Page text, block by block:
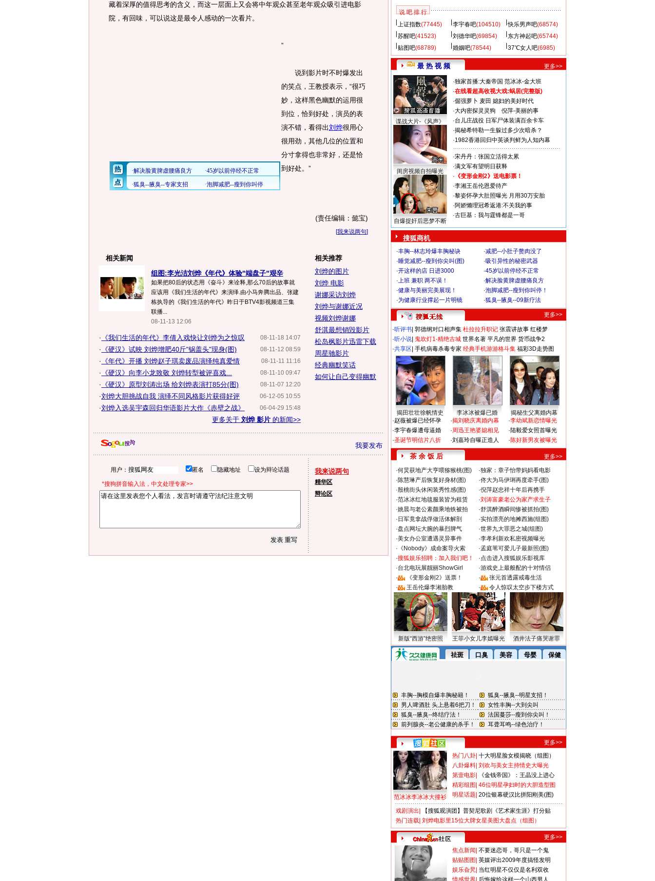
藏着深厚的值得思考的含义，而这一层面上又会将中年观众甚至老年观众吸引进电影
院，有回味，可以说这是最令人感动的一次看片。
”
说到影片时不时爆发出
的笑点，王教授表示，“很巧
妙，这样黑色幽默的运用很
到位，恰到好处，演员的表
演不错，看得出刘烨很用心
很用劲，其他几位的位置和
分寸拿得也非常好，还是恰
到好处。”
(责任编辑：懿宝)
[我来说两句]
相关新闻
组图:李光洁刘烨《年代》体验"端盘子"艰辛
如果把80后的状态用《奋斗》来诠释,那么70后的故事就
应该用《我们生活的年代》来演绎.由小马奔腾出品、张建
栋执导的《我们生活的年代》昨日于BTV4影视频道三集
联播...
08-11-13 12:06
08-11-18 14:07
· 《我们生活的年代》李倩入戏快让刘烨为之惊叹
08-11-12 08:59
· 《硬汉》试映 刘烨增肥40斤"锅盖头"现身(图)
08-11-11 11:16
· 《年代》开播 刘烨赵子琪卖废品演绎纯真爱情
08-11-10 09:47
· 《硬汉》向李小龙致敬 刘烨转型被评喜戏...
08-11-07 12:20
· 《硬汉》原型刘涛出场 给刘烨表演打85分(图)
06-12-05 10:55
·刘烨大胆挑战自我 演绎不同风格影片获得好评
06-04-29 15:48
·刘烨入选吴宇森回归华语影片大作《赤壁之战》
更多关于 刘烨 影片 的新闻>>
相关推荐
刘烨的图片
刘烨 电影
谢娜采访刘烨
刘烨与谢娜近况
视频刘烨谢娜
舒淇最想销毁影片
松岛枫影片迅雷下载
周星驰影片
经典幽默笑话
如何让自己变得幽默
我要发布
用户： 匿名 隐藏地址 设为辩论话题
*搜狗拼音输入法，中文处理专家>>
我来说两句
精华区
辩论区
说 吧 排 行
上证指数(77445) 李宇春吧(104510) 快乐男声吧(68574)
苏醒吧(41523) 刘德华吧(69854) 东方神起吧(65744)
贴图吧(68789) 婚姻吧(78544) 37℃女人吧(6985)
最 热 视 频 更多>>
谍战大片-《风声》
闺房视频自拍曝光
自爆捉奸后恶梦不断
·独家首播:大秦帝国 范冰冰-金大班
·在线看超高收视大戏:蜗居(完整版)
·倔强萝卜 麦田 媳妇的美好时代
·大内密探灵灵狗
倪萍-美丽的事
·台儿庄战役 日军尸体装满百余卡车
·揭秘希特勒一生躲过多少次暗杀？
·1982香港回归中英谈判鲜为人知内幕
·宋丹丹：张国立活得太累
·满文军有望明日获释
· 《变形金刚2》送电影票！
·李湘王岳伦恩爱待产
·黎姿怀孕大肚照曝光 月用30万安胎
·阿娇懒理冠希返港:不关我的事
·古巨基：我与霆锋都是一哥
搜狐商机
·丰胸--林志玲爆丰胸秘诀 ·减肥--小肚子赘肉没了
·睡觉减肥--瘦到你尖叫(图) ·吸引异性的秘密武器
·开这样的店 日进3000 ·45岁以前停经不正常
·上班 兼职 两不误！ ·解决脸黄脾虚腰痛良方
·健康与美丽完美展现！ ·泡脚减肥--瘦到你叫停！
·为健康行业撑起一片明镜 ·狐臭--腋臭--09新疗法
更多>>
·听评书 郭德纲对口相声集 杜拉拉升职记 张震讲故事 红楼梦
·听小说 鬼吹灯1-精绝古城 世界名著 平凡的世界 货币战争2
·共享区 手机病毒杀毒专家 经典手机游游格斗集 福彩3D走势图
揭田壮壮徐帆情史 李冰冰被爆已婚
揭秘生父离婚内幕
·赵薇被爆已经怀孕
·李宇春爆遭母逼婚
·圣诞节明信片八折
·揭刘晓庆离婚内幕
·周迅王艳婆媳相见
·刘嘉玲自曝正造人
·李幼斌新恋情曝光
·陆毅爱女照首曝光
·陈好新男友被曝光
茶 余 饭 后
更多>>
·何炅获地产大亨喂猕猴桃(图) ·独家：章子怡带妈妈看电影
·陈慧琳产后恢复好身材(图) ·佟大为马伊琍再度牵手(图)
·殷桃街头休闲装秀性感(图) ·倪萍赵忠祥十年后再携手
·范冰冰红地毯服装皆为租赁 ·刘涛富豪老公为家产求生子
·姚晨与老公素颜乘地铁被拍 ·舒淇醉酒瞬间惨被抓拍(图)
· 日军竟拿战俘做活体解剖 ·实拍漂亮的地摊西施(组图)
·盘点网坛大腕的暴烈脾气 ·世界九大罪恶之城(组图)
·美女办公室遭遇灵异事件 ·李孝利新欢私密视频曝光
· 《Nobody》成命案导火索 ·孟庭苇可爱儿子最新照(图)
·搜狐娱乐招聘：加入我们吧！ ·点击进入搜狐娱乐影视库
·台北电玩展靓丽ShowGirl ·游戏史上最般配的十对情侣
·
《变形金刚2》送票！ ·
张元首透露戒毒生活
·
王岳伦爆李湘胎教 · 令人惊叹太空步下楼方式
新版“西游”绝密照 王菲小女儿李嫣曝光 酒井法子痛哭谢罪
更多>>
范冰冰李冰冰大撞衫
热门八卦 十大明星脸女模揭晓（组图）
八卦爆料 刘欢与美女主持情史大曝光
第壹电影
《金钱帝国》：王晶没上进心
精彩组图 46位明星孕妇时的大胆造型图
明星话题 20位银幕硬汉比拼阳刚美(图)
戏剧演出
【搜狐观演团】普契尼歌剧《艺术家生涯》打分贴
热门连载 刘烨电影里15位大牌女星美图大盘点（组图）
更多>>
焦点新闻 不要迷恋哥，哥只是一个鬼
贴贴图图 英媒评出2009年度搞怪发明
娱乐旮旯 当红明星不仅仅是名利双收
情感世界 后悔嫁给这样一个山西男人